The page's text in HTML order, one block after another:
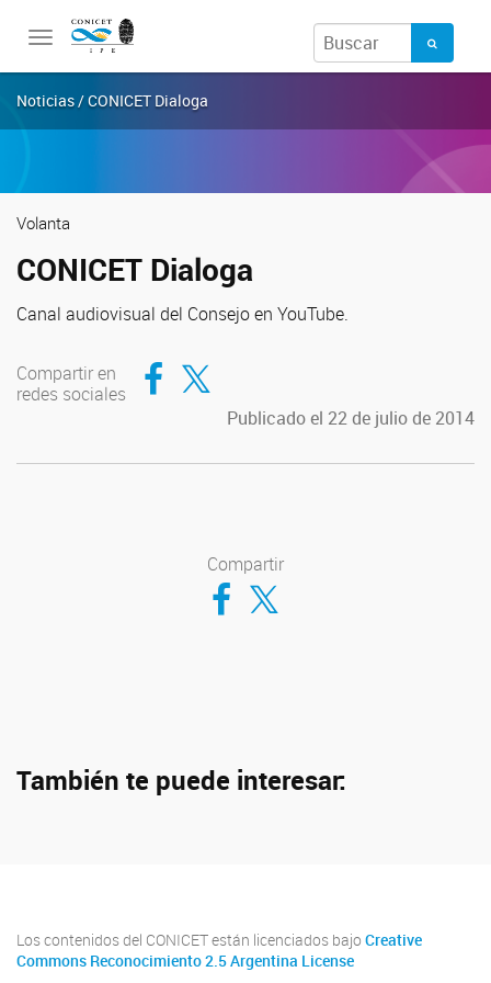
Toggle
Noticias / CONICET Dialoga
Volanta
CONICET Dialoga
Canal audiovisual del Consejo en YouTube.
Compartir en
redes sociales
Compartir en Facebook
Compartir en Twitter
Publicado el 22 de julio de 2014
Compartir
Compartir en Facebook
Compartir en Twitter
También te puede interesar:
Los contenidos del CONICET están licenciados bajo Creative
Commons Reconocimiento 2.5 Argentina License